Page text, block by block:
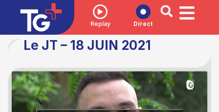
Replay Direct
Le JT – 18 JUIN 2021